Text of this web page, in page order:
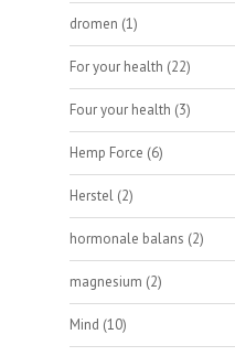
dromen (1)
For your health (22)
Four your health (3)
Hemp Force (6)
Herstel (2)
hormonale balans (2)
magnesium (2)
Mind (10)